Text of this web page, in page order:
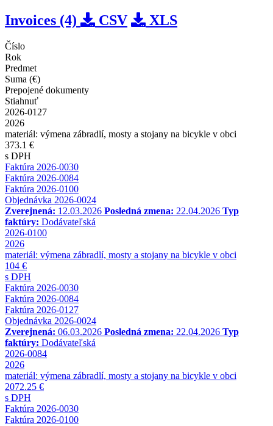
Invoices (4) CSV XLS
Číslo
Rok
Predmet
Suma (€)
Prepojené dokumenty
Stiahnuť
2026-0127
2026
materiál: výmena zábradlí, mosty a stojany na bicykle v obci
373.1 €
s DPH
Faktúra 2026-0030
Faktúra 2026-0084
Faktúra 2026-0100
Objednávka 2026-0024
Zverejnená: 12.03.2026 Posledná zmena: 22.04.2026 Typ
faktúry: Dodávateľská
2026-0100
2026
materiál: výmena zábradlí, mosty a stojany na bicykle v obci
104 €
s DPH
Faktúra 2026-0030
Faktúra 2026-0084
Faktúra 2026-0127
Objednávka 2026-0024
Zverejnená: 06.03.2026 Posledná zmena: 22.04.2026 Typ
faktúry: Dodávateľská
2026-0084
2026
materiál: výmena zábradlí, mosty a stojany na bicykle v obci
2072.25 €
s DPH
Faktúra 2026-0030
Faktúra 2026-0100